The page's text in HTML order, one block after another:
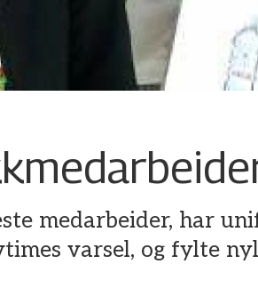
medarbeider, har
varsel, og fylte